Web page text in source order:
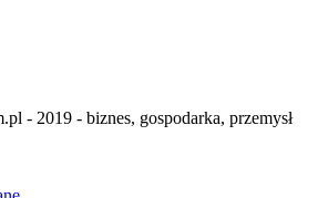
- 2019 - biznes, gospodarka, przemysł